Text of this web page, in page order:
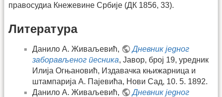
правосудиа Кнежевине Србије (ДК 1856, 33).
Литература
Данило А. Живаљевић,
Дневник једног
заборављеног песника, Јавор, број 19, уредник
Илија Огњановић, Издавачка књижарница и
штампарија А. Пајевића, Нови Сад, 10. 5. 1892.
Данило А. Живаљевић,
Дневник једног